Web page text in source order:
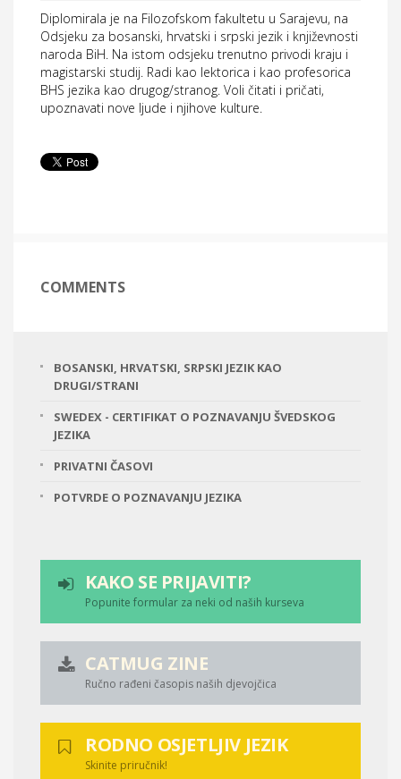
Diplomirala je na Filozofskom fakultetu u Sarajevu, na
Odsjeku za bosanski, hrvatski i srpski jezik i književnosti
naroda BiH. Na istom odsjeku trenutno privodi kraju i
magistarski studij. Radi kao lektorica i kao profesorica
BHS jezika kao drugog/stranog. Voli čitati i pričati,
upoznavati nove ljude i njihove kulture.
COMMENTS
BOSANSKI, HRVATSKI, SRPSKI JEZIK KAO
DRUGI/STRANI
SWEDEX - CERTIFIKAT O POZNAVANJU ŠVEDSKOG
JEZIKA
PRIVATNI ČASOVI
POTVRDE O POZNAVANJU JEZIKA
KAKO SE PRIJAVITI?
Popunite formular za neki od naših kurseva
CATMUG ZINE
Ručno rađeni časopis naših djevojčica
RODNO OSJETLJIV JEZIK
Skinite priručnik!